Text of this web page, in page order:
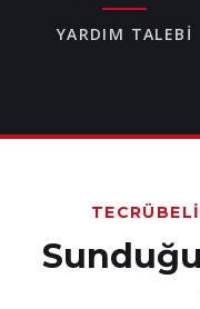
YARDIM TALEBI